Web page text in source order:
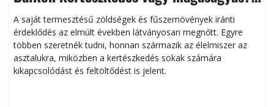
Helytakarékos kertészkedés
A saját termesztésű zöldségek és fűszernövények iránti
érdeklődés az elmúlt években látványosan megnőtt. Egyre
többen szeretnék tudni, honnan származik az élelmiszer az
asztalukra, miközben a kertészkedés sokak számára
kikapcsolódást és feltöltődést is jelent.